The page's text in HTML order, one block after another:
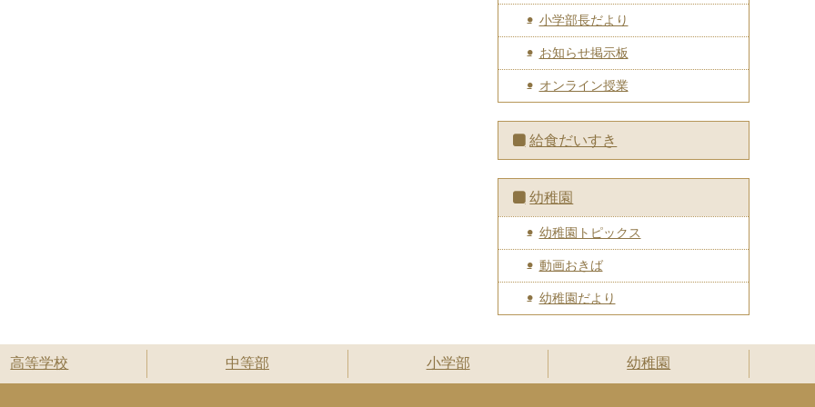
小学部長だより
お知らせ掲示板
オンライン授業
給食だいすき
幼稚園
幼稚園トピックス
動画おきば
幼稚園だより
高等学校 中等部 小学部 幼稚園